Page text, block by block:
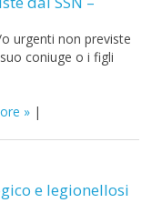
urgenti non previste
coniuge o i figli
|
e legionellosi